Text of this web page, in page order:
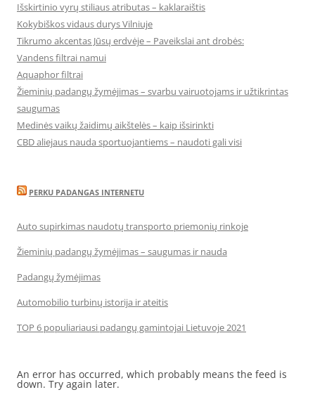
Išskirtinio vyrų stiliaus atributas – kaklaraištis
Kokybiškos vidaus durys Vilniuje
Tikrumo akcentas Jūsų erdvėje – Paveikslai ant drobės:
Vandens filtrai namui
Aquaphor filtrai
Žieminių padangų žymėjimas – svarbu vairuotojams ir užtikrintas
saugumas
Medinės vaikų žaidimų aikštelės – kaip išsirinkti
CBD aliejaus nauda sportuojantiems – naudoti gali visi
PERKU PADANGAS INTERNETU
Auto supirkimas naudotų transporto priemonių rinkoje
Žieminių padangų žymėjimas – saugumas ir nauda
Padangų žymėjimas
Automobilio turbinų istorija ir ateitis
TOP 6 populiariausi padangų gamintojai Lietuvoje 2021
An error has occurred, which probably means the feed is
down. Try again later.